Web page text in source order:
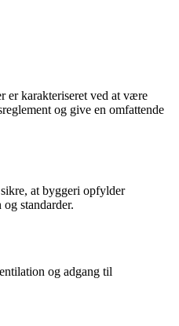
er karakteriseret ved at være
og give en omfattende
at byggeri opfylder
standarder.
og adgang til